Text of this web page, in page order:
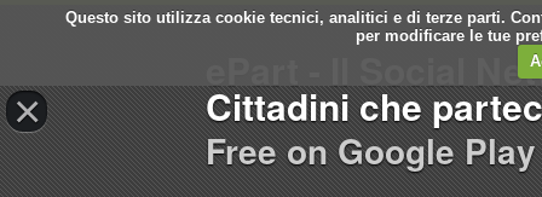
Questo sito utilizza cookie tecnici, analitici e di terze parti.
per modificare le tue
×
ePart - Il Social
Cittadini che
Free on Google Play